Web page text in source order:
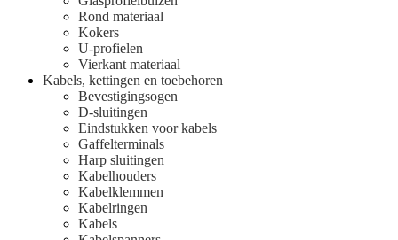
Rond materiaal
Kokers
U-profielen
Vierkant materiaal
Kabels, kettingen en toebehoren
Bevestigingsogen
D-sluitingen
Eindstukken voor kabels
Gaffelterminals
Harp sluitingen
Kabelhouders
Kabelklemmen
Kabelringen
Kabels